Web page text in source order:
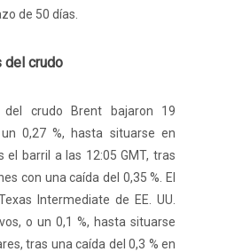
de 50 días.
del crudo
del crudo Brent bajaron 19
0,27 %, hasta situarse en
el barril a las 12:05 GMT, tras
con una caída del 0,35 %. El
Intermediate de EE. UU.
o un 0,1 %, hasta situarse
tras una caída del 0,3 % en